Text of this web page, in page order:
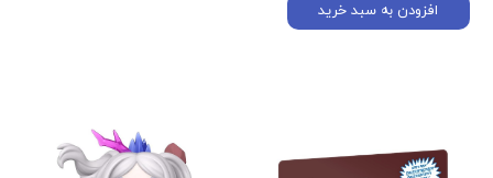
افزودن به سبد خرید